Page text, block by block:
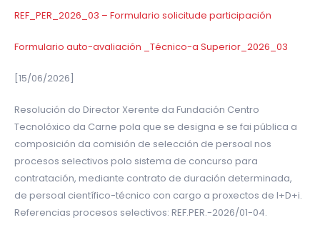
REF_PER_2026_03 – Formulario solicitude participación
Formulario auto-avaliación _Técnico-a Superior_2026_03
[15/06/2026]
Resolución do Director Xerente da Fundación Centro
Tecnolóxico da Carne pola que se designa e se fai pública a
composición da comisión de selección de persoal nos
procesos selectivos polo sistema de concurso para
contratación, mediante contrato de duración determinada,
de persoal científico-técnico con cargo a proxectos de I+D+i.
Referencias procesos selectivos: REF.PER.-2026/01-04.